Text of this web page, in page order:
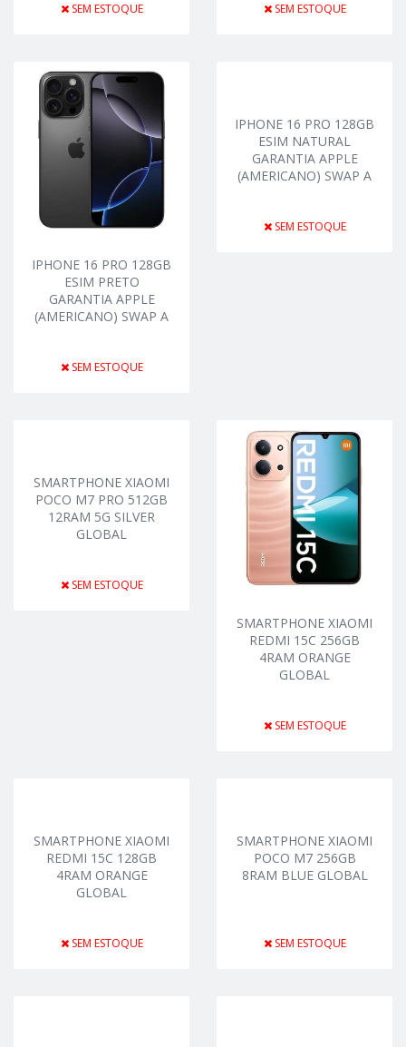
SEM ESTOQUE SEM ESTOQUE
IPHONE 16 PRO 128GB
ESIM PRETO
GARANTIA APPLE
(AMERICANO) SWAP A
SEM ESTOQUE
IPHONE 16 PRO 128GB
ESIM NATURAL
GARANTIA APPLE
(AMERICANO) SWAP A
SEM ESTOQUE
SMARTPHONE XIAOMI
POCO M7 PRO 512GB
12RAM 5G SILVER
GLOBAL
SEM ESTOQUE
SMARTPHONE XIAOMI
REDMI 15C 256GB
4RAM ORANGE
GLOBAL
SEM ESTOQUE
SMARTPHONE XIAOMI
REDMI 15C 128GB
4RAM ORANGE
GLOBAL
SEM ESTOQUE
SMARTPHONE XIAOMI
POCO M7 256GB
8RAM BLUE GLOBAL
SEM ESTOQUE